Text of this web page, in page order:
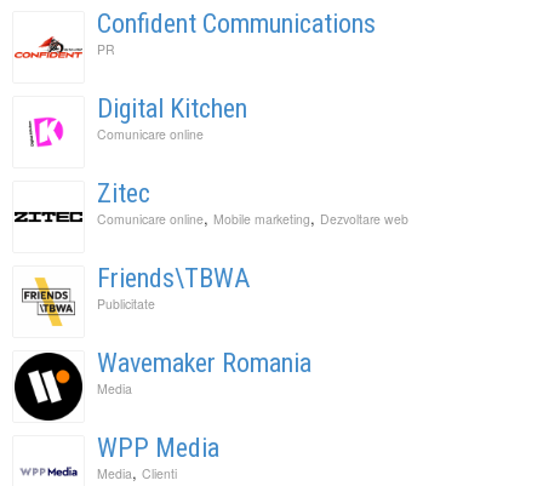
Confident Communications
PR
Digital Kitchen
Comunicare online
Zitec
Comunicare online, Mobile marketing, Dezvoltare web
Friends\TBWA
Publicitate
Wavemaker Romania
Media
WPP Media
Media, Clienti